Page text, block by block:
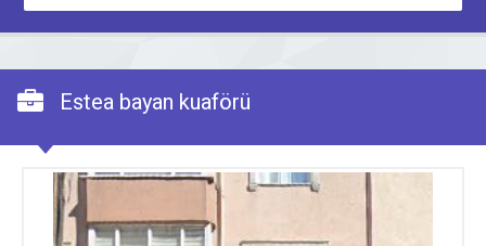
Estea bayan kuaförü